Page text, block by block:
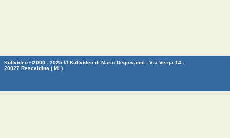
Kultvideo ©2000 - 2025 /// Kultvideo di Mario Degiovanni - Via Verga 14 -
20027 Rescaldina ( MI )